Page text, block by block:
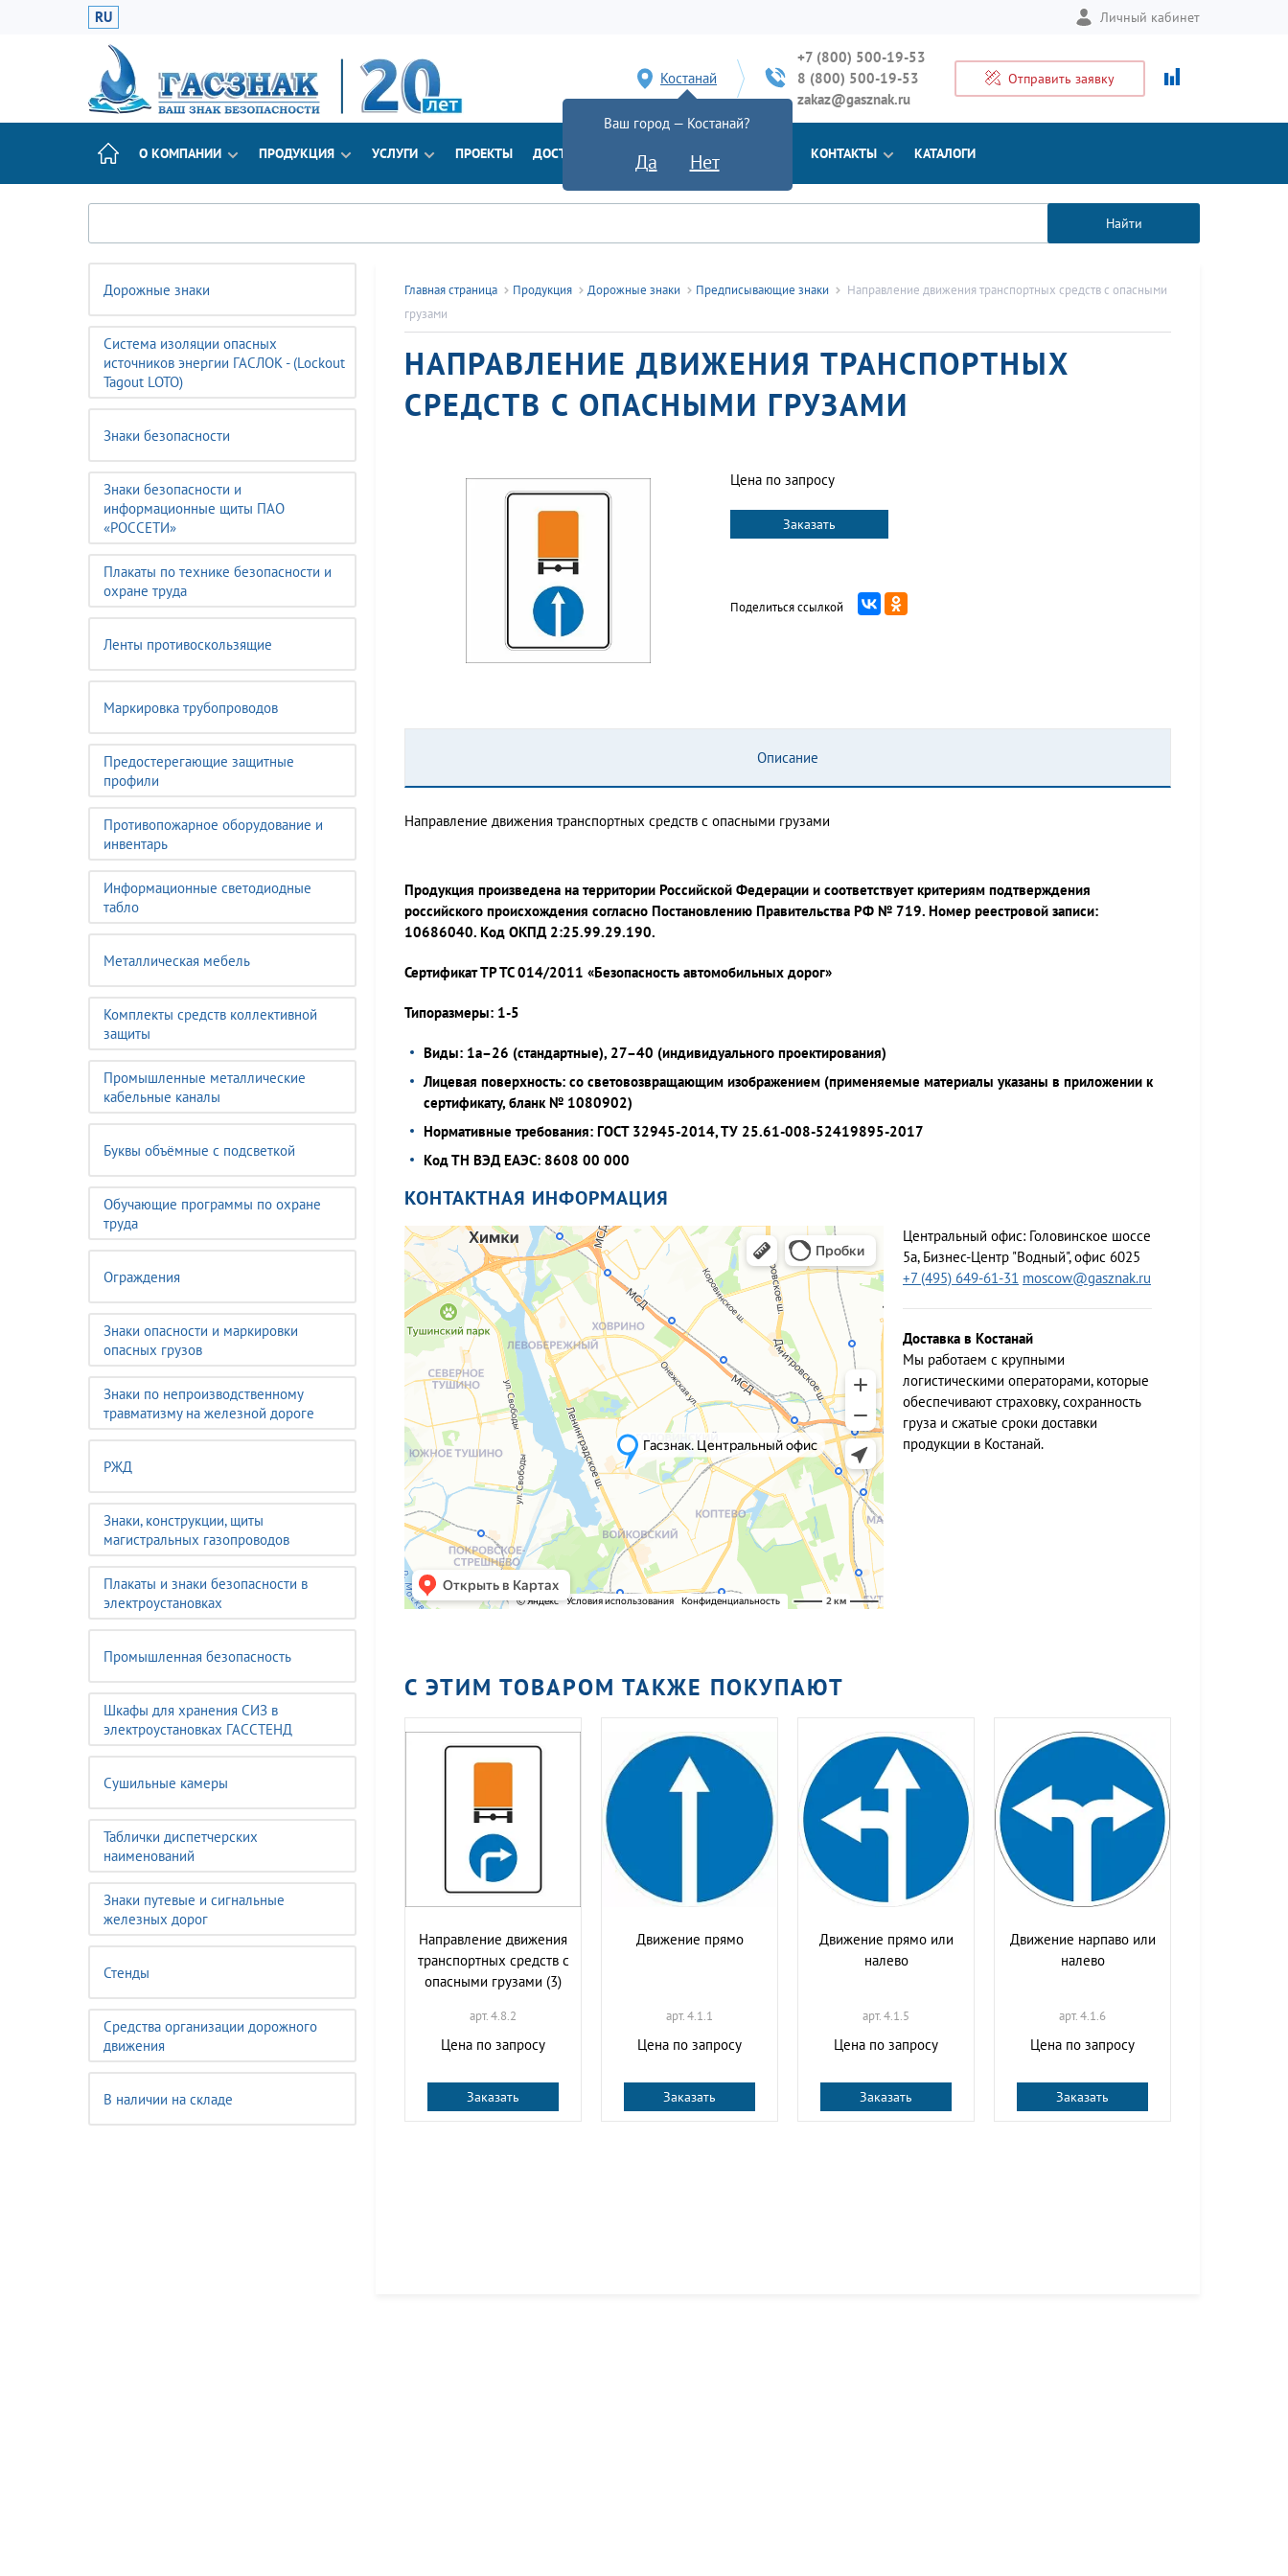
RU Личный кабинет
Костанай
Ваш город — Костанай?
Да Нет
+7 (800) 500-19-53
8 (800) 500-19-53
zakaz@gasznak.ru
Отправить заявку
О КОМПАНИИ ПРОДУКЦИЯ УСЛУГИ ПРОЕКТЫ ДОСТАВКА ДОКУМЕНТЫ КОНТАКТЫ КАТАЛОГИ
Найти
Дорожные знаки
Система изоляции опасных
источников энергии ГАСЛОК - (Lockout
Tagout LOTO)
Знаки безопасности
Знаки безопасности и
информационные щиты ПАО
«РОССЕТИ»
Плакаты по технике безопасности и
охране труда
Ленты противоскользящие
Маркировка трубопроводов
Предостерегающие защитные
профили
Противопожарное оборудование и
инвентарь
Информационные светодиодные
табло
Металлическая мебель
Комплекты средств коллективной
защиты
Промышленные металлические
кабельные каналы
Буквы объёмные с подсветкой
Обучающие программы по охране
труда
Ограждения
Знаки опасности и маркировки
опасных грузов
Знаки по непроизводственному
травматизму на железной дороге
РЖД
Знаки, конструкции, щиты
магистральных газопроводов
Плакаты и знаки безопасности в
электроустановках
Промышленная безопасность
Шкафы для хранения СИЗ в
электроустановках ГАССТЕНД
Сушильные камеры
Таблички диспетчерских
наименований
Знаки путевые и сигнальные
железных дорог
Стенды
Средства организации дорожного
движения
В наличии на складе
Главная страница Продукция Дорожные знаки Предписывающие знаки
Направление движения транспортных средств с опасными
грузами
НАПРАВЛЕНИЕ ДВИЖЕНИЯ ТРАНСПОРТНЫХ
СРЕДСТВ С ОПАСНЫМИ ГРУЗАМИ
Цена по запросу
Заказать
Поделиться ссылкой
Описание
Направление движения транспортных средств с опасными грузами
Продукция произведена на территории Российской Федерации и соответствует критериям подтверждения
российского происхождения согласно Постановлению Правительства РФ № 719. Номер реестровой записи:
10686040. Код ОКПД 2:25.99.29.190.
Сертификат ТР ТС 014/2011 «Безопасность автомобильных дорог»
Типоразмеры: 1-5
Виды: 1а–26 (стандартные), 27–40 (индивидуального проектирования)
Лицевая поверхность: со световозвращающим изображением (применяемые материалы указаны в приложении к
сертификату, бланк № 1080902)
Нормативные требования: ГОСТ 32945-2014, ТУ 25.61-008-52419895-2017
Код ТН ВЭД ЕАЭС: 8608 00 000
КОНТАКТНАЯ ИНФОРМАЦИЯ
Центральный офис: Головинское шоссе
5а, Бизнес-Центр "Водный", офис 6025
+7 (495) 649-61-31 moscow@gasznak.ru
Доставка в Костанай
Мы работаем c крупными
логистическими операторами, которые
обеспечивают страховку, сохранность
груза и сжатые сроки доставки
продукции в Костанай.
С ЭТИМ ТОВАРОМ ТАКЖЕ ПОКУПАЮТ
Направление движения
транспортных средств с
опасными грузами (3)
арт. 4.8.2
Цена по запросу
Заказать
Движение прямо
арт. 4.1.1
Цена по запросу
Заказать
Движение прямо или
налево
арт. 4.1.5
Цена по запросу
Заказать
Движение нарпаво или
налево
арт. 4.1.6
Цена по запросу
Заказать